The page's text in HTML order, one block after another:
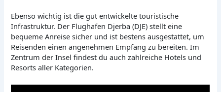
Ebenso wichtig ist die gut entwickelte touristische
Infrastruktur. Der Flughafen Djerba (DJE) stellt eine
bequeme Anreise sicher und ist bestens ausgestattet, um
Reisenden einen angenehmen Empfang zu bereiten. Im
Zentrum der Insel findest du auch zahlreiche Hotels und
Resorts aller Kategorien.